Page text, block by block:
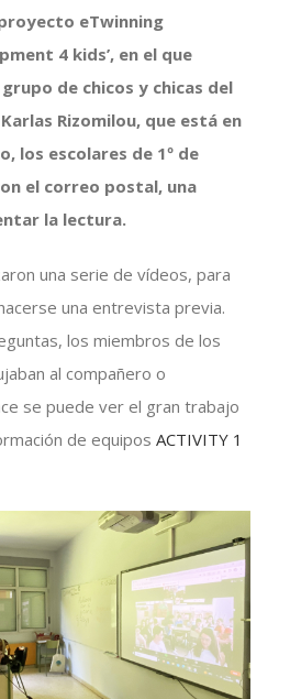
eTwinning
4 kids’, en el que
de chicos y chicas del
Rizomilou, que está en
los escolares de 1º de
el correo postal, una
la lectura.
una serie de vídeos, para
una entrevista previa.
los miembros de los
al compañero o
se puede ver el gran trabajo
de equipos ACTIVITY 1